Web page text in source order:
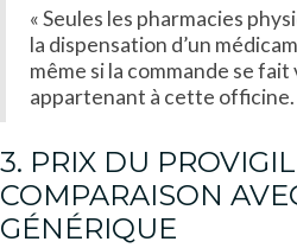
« Seules les pharmacies
la dispensation d’un
même si la commande se
appartenant à cette officine.
3. PRIX DU
COMPARAISON
GÉNÉRIQUE